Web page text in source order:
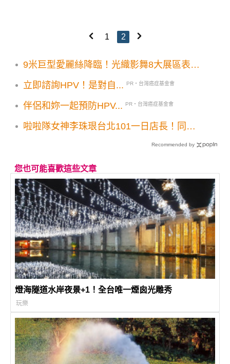
1 2
9米巨型愛麗絲降臨！光織影舞8大展區表演
立即諮詢HPV！是對自...
PR・台灣癌症基金會
伴侶和妳一起預防HPV... PR・台灣癌症基金會
啦啦隊女神李珠珢台北101一日店長！同款
Recommended by
您也可能喜歡這些文章
燈海隧道水岸夜景+1！全台唯一煙囪光雕秀
玩樂